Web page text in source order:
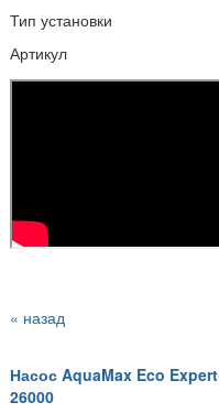
Тип установки
Артикул
« назад
Насос AquaMax Eco Expert
26000